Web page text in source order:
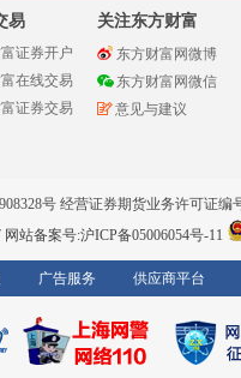
易
证券开户
在线交易
证券交易
关注东方财富
东方财富网微博
东方财富网微信
意见与建议
号 经营证券期货业务许可证编
网站备案号:沪ICP备05006054号-11
广告服务 供应商平台